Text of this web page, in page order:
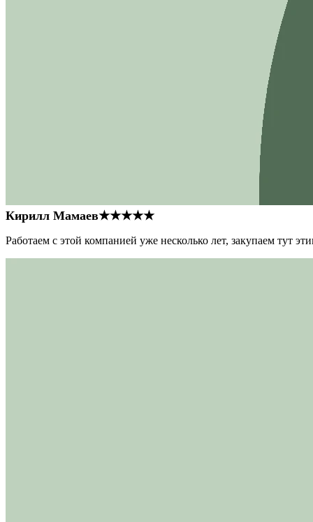
Кирилл Мамаев★★★★★
Работаем с этой компанией уже несколько лет, закупаем тут